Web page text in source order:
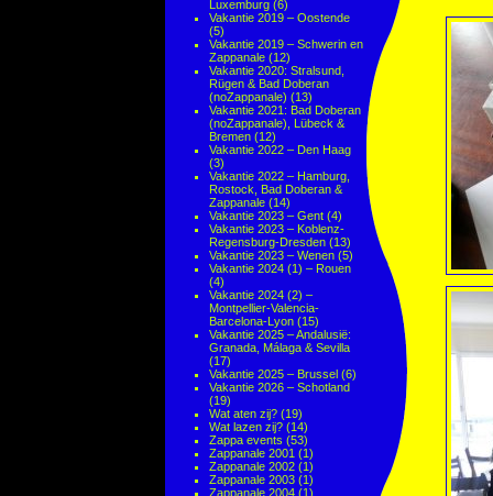
Luxemburg (6)
Vakantie 2019 – Oostende
(5)
Vakantie 2019 – Schwerin en
Zappanale (12)
Vakantie 2020: Stralsund,
Rügen & Bad Doberan
(noZappanale) (13)
Vakantie 2021: Bad Doberan
(noZappanale), Lübeck &
Bremen (12)
Vakantie 2022 – Den Haag
(3)
Vakantie 2022 – Hamburg,
Rostock, Bad Doberan &
Zappanale (14)
Vakantie 2023 – Gent (4)
Vakantie 2023 – Koblenz-
Regensburg-Dresden (13)
Vakantie 2023 – Wenen (5)
Vakantie 2024 (1) – Rouen
(4)
Vakantie 2024 (2) –
Montpellier-Valencia-
Barcelona-Lyon (15)
Vakantie 2025 – Andalusië:
Granada, Málaga & Sevilla
(17)
Vakantie 2025 – Brussel (6)
Vakantie 2026 – Schotland
(19)
Wat aten zij? (19)
Wat lazen zij? (14)
Zappa events (53)
Zappanale 2001 (1)
Zappanale 2002 (1)
Zappanale 2003 (1)
Zappanale 2004 (1)